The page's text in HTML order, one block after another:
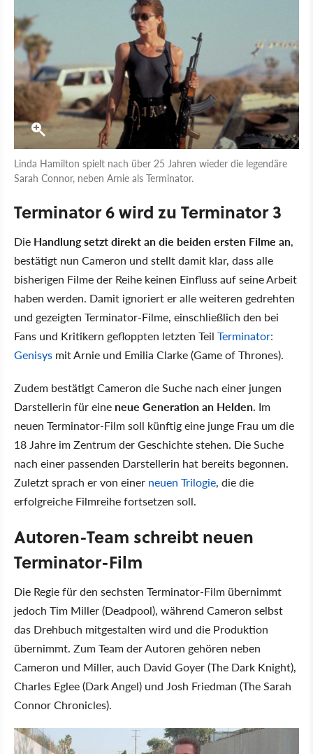
Linda Hamilton spielt nach über 25 Jahren wieder die legendäre
Sarah Connor, neben Arnie als Terminator.
Terminator 6 wird zu Terminator 3
Die Handlung setzt direkt an die beiden ersten Filme an,
bestätigt nun Cameron und stellt damit klar, dass alle
bisherigen Filme der Reihe keinen Einfluss auf seine Arbeit
haben werden. Damit ignoriert er alle weiteren gedrehten
und gezeigten Terminator-Filme, einschließlich den bei
Fans und Kritikern gefloppten letzten Teil Terminator:
Genisys mit Arnie und Emilia Clarke (Game of Thrones).
Zudem bestätigt Cameron die Suche nach einer jungen
Darstellerin für eine neue Generation an Helden. Im
neuen Terminator-Film soll künftig eine junge Frau um die
18 Jahre im Zentrum der Geschichte stehen. Die Suche
nach einer passenden Darstellerin hat bereits begonnen.
Zuletzt sprach er von einer neuen Trilogie, die die
erfolgreiche Filmreihe fortsetzen soll.
Autoren-Team schreibt neuen
Terminator-Film
Die Regie für den sechsten Terminator-Film übernimmt
jedoch Tim Miller (Deadpool), während Cameron selbst
das Drehbuch mitgestalten wird und die Produktion
übernimmt. Zum Team der Autoren gehören neben
Cameron und Miller, auch David Goyer (The Dark Knight),
Charles Eglee (Dark Angel) und Josh Friedman (The Sarah
Connor Chronicles).